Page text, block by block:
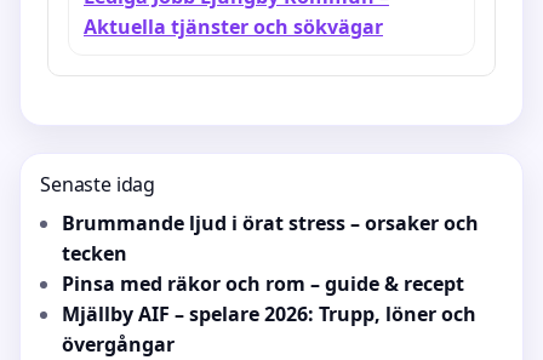
Aktuella tjänster och sökvägar
Senaste idag
Brummande ljud i örat stress – orsaker och
tecken
Pinsa med räkor och rom – guide & recept
Mjällby AIF – spelare 2026: Trupp, löner och
övergångar